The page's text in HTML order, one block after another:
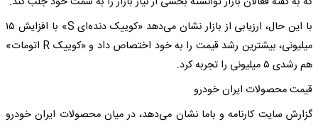
با این حال، ارزیابی از بازار نشان می‌دهد «کوییک دنده‌ای S» با افزایش ۱۵
میلیونی، بیشترین رشد قیمت را به خود اختصاص داد و «کوییک‌ R اتومات»
هم رشدی ۵ میلیونی را تجربه کرد.
قیمت محصولات ایران خودرو
گزارش سایت کارنامه و باما نشان می‌دهد، در میان محصولات ایران خودرو